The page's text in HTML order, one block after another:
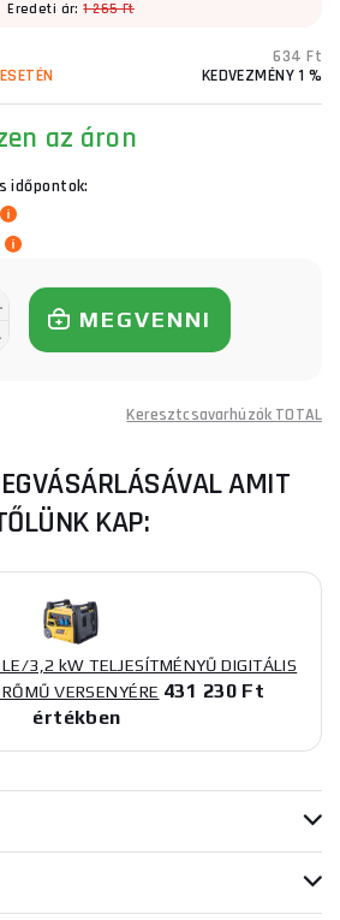
Eredeti ár:1 265 Ft
634 Ft
KEDVEZMÉNY 1 %
az áron
időpontok:
MEGVENNI
Keresztcsavarhúzók TOTAL
AMIT
KAP:
3,2 kW TELJESÍTMÉNYŰ DIGITÁLIS
VERSENYÉRE 431 230 Ft
értékben